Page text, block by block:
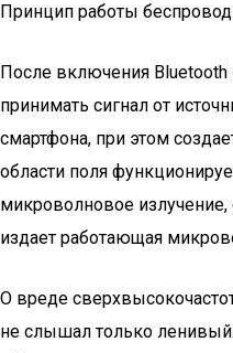
Принцип работы
После включения
принимать сигнал от
смартфона, при этом
области поля
микроволновое излучение,
издает работающая
О вреде
не слышал только